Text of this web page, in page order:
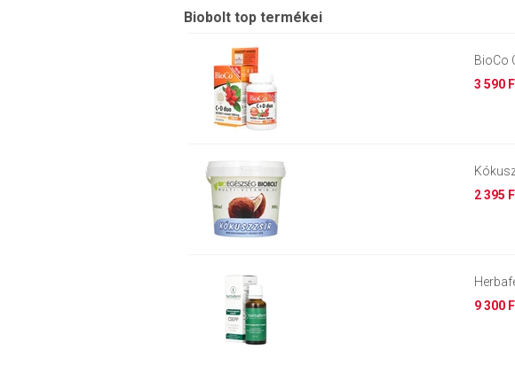
Biobolt top termékei
BioCo
3 590
2 395
9 300